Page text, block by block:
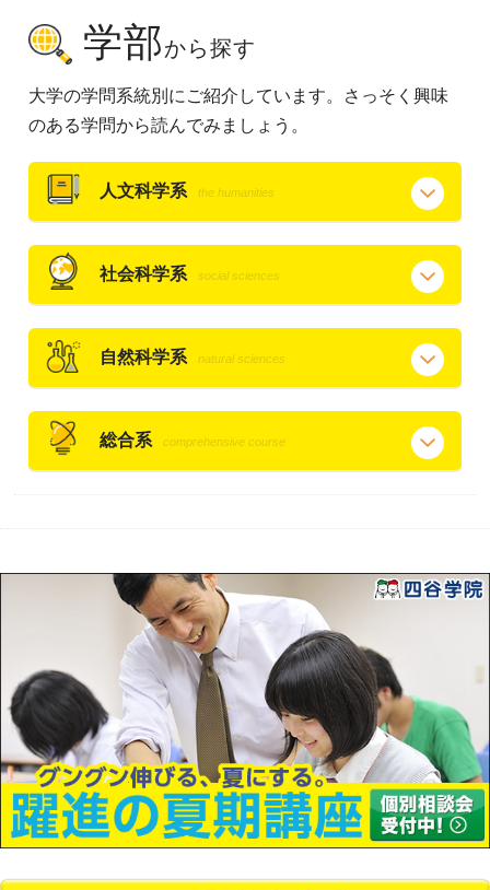
学部から探す
大学の学問系統別にご紹介しています。さっそく興味
のある学問から読んでみましょう。
人文科学系 the humanities
社会科学系 social sciences
自然科学系 natural sciences
総合系 comprehensive course